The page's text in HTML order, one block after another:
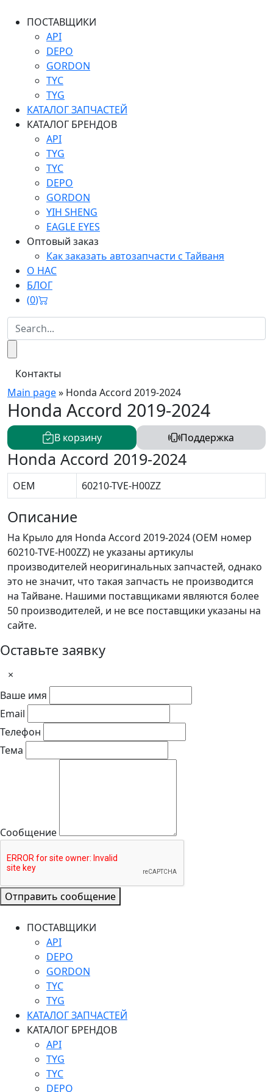
ПОСТАВЩИКИ
API
DEPO
GORDON
TYC
TYG
КАТАЛОГ ЗАПЧАСТЕЙ
КАТАЛОГ БРЕНДОВ
API
TYG
TYC
DEPO
GORDON
YIH SHENG
EAGLE EYES
Оптовый заказ
Как заказать автозапчасти с Тайваня
О НАС
БЛОГ
(0)
Контакты
Main page» Honda Accord 2019-2024
Honda Accord 2019-2024
В корзину Поддержка
Honda Accord 2019-2024
OEM 60210-TVE-H00ZZ
Описание
На Крыло для Honda Accord 2019-2024 (OEM номер
60210-TVE-H00ZZ) не указаны артикулы
производителей неоригинальных запчастей, однако
это не значит, что такая запчасть не производится
на Тайване. Нашими поставщиками являются более
50 производителей, и не все поставщики указаны на
сайте.
Оставьте заявку
×
Ваше имя
Email
Телефон
Тема
Сообщение
Отправить сообщение
ПОСТАВЩИКИ
API
DEPO
GORDON
TYC
TYG
КАТАЛОГ ЗАПЧАСТЕЙ
КАТАЛОГ БРЕНДОВ
API
TYG
TYC
DEPO